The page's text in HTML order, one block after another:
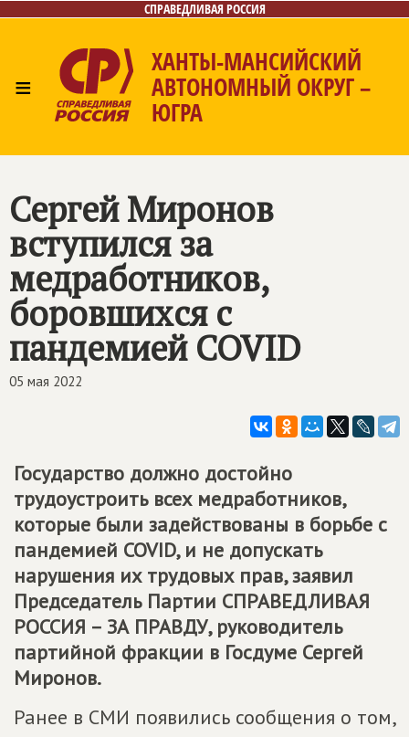
СПРАВЕДЛИВАЯ РОССИЯ
≡
ХАНТЫ-МАНСИЙСКИЙ
АВТОНОМНЫЙ ОКРУГ –
ЮГРА
Сергей Миронов
вступился за
медработников,
боровшихся с
пандемией COVID
05 мая 2022
Государство должно достойно
трудоустроить всех медработников,
которые были задействованы в борьбе с
пандемией COVID, и не допускать
нарушения их трудовых прав, заявил
Председатель Партии СПРАВЕДЛИВАЯ
РОССИЯ – ЗА ПРАВДУ, руководитель
партийной фракции в Госдуме Сергей
Миронов.
Ранее в СМИ появились сообщения о том,